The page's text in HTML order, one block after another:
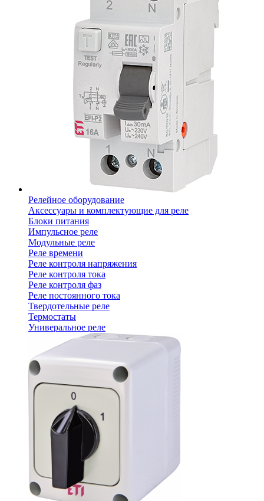
Релейное оборудование
Аксессуары и комплектующие для реле
Блоки питания
Импульсное реле
Модульные реле
Реле времени
Реле контроля напряжения
Реле контроля тока
Реле контроля фаз
Реле постоянного тока
Твердотельные реле
Термостаты
Универальное реле